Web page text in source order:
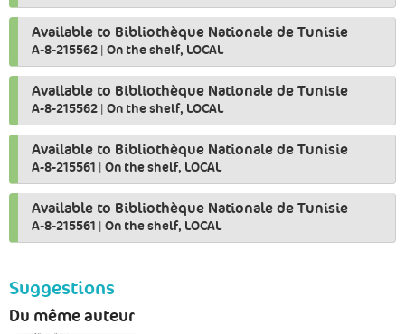
Available to Bibliothèque Nationale de Tunisie
A-8-215562 | On the shelf, LOCAL
Available to Bibliothèque Nationale de Tunisie
A-8-215562 | On the shelf, LOCAL
Available to Bibliothèque Nationale de Tunisie
A-8-215561 | On the shelf, LOCAL
Available to Bibliothèque Nationale de Tunisie
A-8-215561 | On the shelf, LOCAL
Suggestions
Du même auteur